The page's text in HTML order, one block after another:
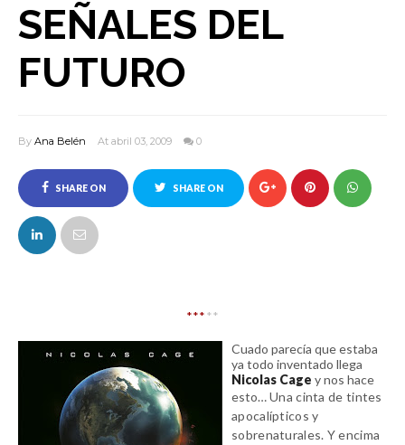
SEÑALES DEL
FUTURO
By Ana Belén At abril 03, 2009 0
SHARE ON
FACEBOOK
SHARE ON
*****
Cuado parecía que estaba
ya todo inventado llega
Nicolas Cage y nos hace
esto…Una cinta de tintes
apocalípticos y
sobrenaturales. Y encima